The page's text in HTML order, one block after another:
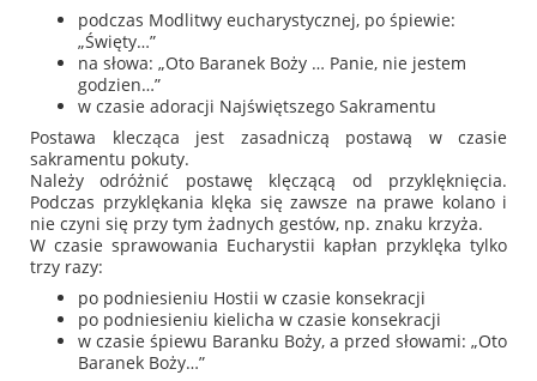
podczas Modlitwy eucharystycznej, po śpiewie:
„Święty…”
na słowa: „Oto Baranek Boży … Panie, nie jestem
godzien…”
w czasie adoracji Najświętszego Sakramentu
Postawa klecząca jest zasadniczą postawą w czasie
sakramentu pokuty.
Należy odróżnić postawę klęczącą od przyklęknięcia.
Podczas przyklękania klęka się zawsze na prawe kolano i
nie czyni się przy tym żadnych gestów, np. znaku krzyża.
W czasie sprawowania Eucharystii kapłan przyklęka tylko
trzy razy:
po podniesieniu Hostii w czasie konsekracji
po podniesieniu kielicha w czasie konsekracji
w czasie śpiewu Baranku Boży, a przed słowami: „Oto
Baranek Boży…”